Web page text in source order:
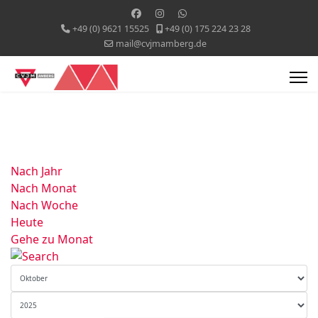
+49 (0) 9621 15525
+49 (0) 175 224 23 28
mail@cvjmamberg.de
Nach Jahr
Nach Monat
Nach Woche
Heute
Gehe zu Monat